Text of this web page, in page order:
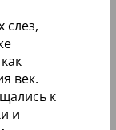
слез,
век.
к
и